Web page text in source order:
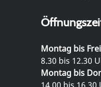
Montag bis
8.30 bis 12.30
Montag bis